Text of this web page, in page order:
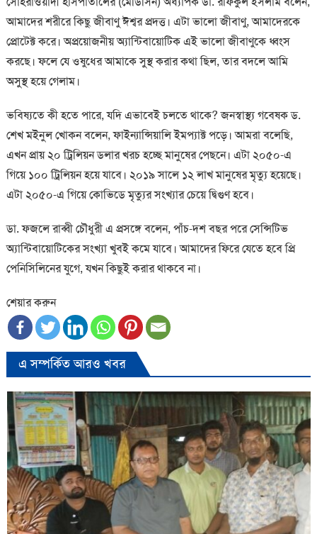
আমাদের শরীরে কিছু জীবাণু ঈশ্বর প্রদত্ত। এটা ভালো জীবাণু, আমাদেরকে
প্রোটেক্ট করে। অপ্রয়োজনীয় অ্যান্টিবায়োটিক এই ভালো জীবাণুকে ধ্বংস
করছে। ফলে যে ওষুধের আমাকে সুস্থ করার কথা ছিল, তার বদলে আমি
অসুস্থ হয়ে গেলাম।
ভবিষ্যতে কী হতে পারে, যদি এভাবেই চলতে থাকে? জনস্বাস্থ্য গবেষক ড.
শেখ মইনুল খোকন বলেন, ফাইন্যান্সিয়ালি ইমপ্যাক্ট পড়ে। আমরা বলেছি,
এখন প্রায় ২০ ট্রিলিয়ন ডলার খরচ হচ্ছে মানুষের পেছনে। এটা ২০৫০-এ
গিয়ে ১০০ ট্রিলিয়ন হয়ে যাবে। ২০১৯ সালে ১২ লাখ মানুষের মৃত্যু হয়েছে।
এটা ২০৫০-এ গিয়ে কোভিডে মৃত্যুর সংখ্যার চেয়ে দ্বিগুণ হবে।
ডা. ফজলে রাব্বী চৌধুরী এ প্রসঙ্গে বলেন, পাঁচ-দশ বছর পরে সেন্সিটিভ
অ্যান্টিবায়োটিকের সংখ্যা খুবই কমে যাবে। আমাদের ফিরে যেতে হবে প্রি
পেনিসিলিনের যুগে, যখন কিছুই করার থাকবে না।
শেয়ার করুন
এ সম্পর্কিত আরও খবর